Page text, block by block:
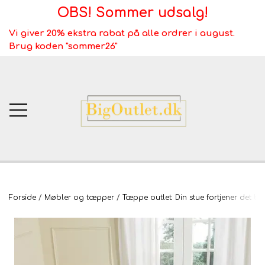
OBS! Sommer udsalg!
Vi giver 20% ekstra rabat på alle ordrer i august.
Brug koden "sommer26"
BigOutlet.dk
TÆPPER
Webshop ALT
Forside Møbler og tæpper Tæppe outlet: Din stue fortjener det